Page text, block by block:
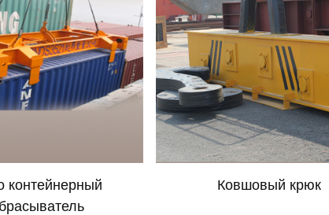
контейнерный
Ковшовый крюк